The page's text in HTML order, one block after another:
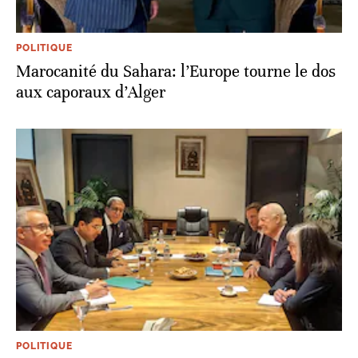
POLITIQUE
Marocanité du Sahara: l’Europe tourne le dos
aux caporaux d’Alger
POLITIQUE